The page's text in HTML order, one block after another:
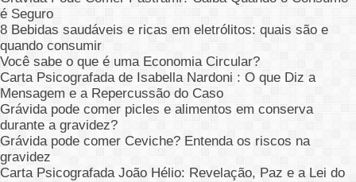
é Seguro
8 Bebidas saudáveis e ricas em eletrólitos: quais são e
quando consumir
Você sabe o que é uma Economia Circular?
Carta Psicografada de Isabella Nardoni : O que Diz a
Mensagem e a Repercussão do Caso
Grávida pode comer picles e alimentos em conserva
durante a gravidez?
Grávida pode comer Ceviche? Entenda os riscos na
gravidez
Carta Psicografada João Hélio: Revelação, Paz e a Lei do